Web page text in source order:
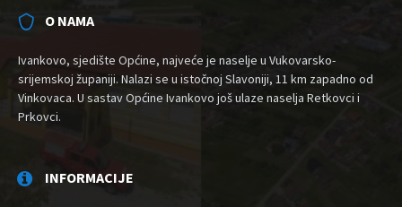
O NAMA
Ivankovo, sjedište Općine, najveće je naselje u Vukovarsko-
srijemskoj županiji. Nalazi se u istočnoj Slavoniji, 11 km zapadno od
Vinkovaca. U sastav Općine Ivankovo još ulaze naselja Retkovci i
Prkovci.
INFORMACIJE